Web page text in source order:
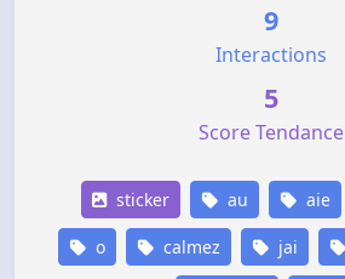
9
Interactions
5
Score Tendance
sticker au aie
o calmez jai